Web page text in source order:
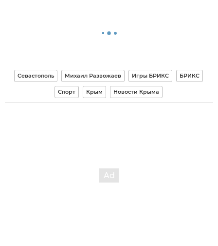
Севастополь Михаил Развожаев Игры БРИКС БРИКС
Спорт Крым Новости Крыма